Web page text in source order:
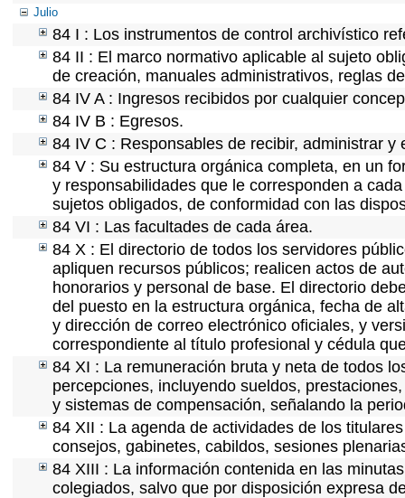
Julio
84 I : Los instrumentos de control archivístico
84 II : El marco normativo aplicable al sujeto
de creación, manuales administrativos, reglas
84 IV A : Ingresos recibidos por cualquier
84 IV B : Egresos.
84 IV C : Responsables de recibir, administrar y
84 V : Su estructura orgánica completa, en un
y responsabilidades que le corresponden a
sujetos obligados, de conformidad con las
84 VI : Las facultades de cada área.
84 X : El directorio de todos los servidores
apliquen recursos públicos; realicen actos de
honorarios y personal de base. El directorio
del puesto en la estructura orgánica, fecha de
y dirección de correo electrónico oficiales, y
correspondiente al título profesional y cédula
84 XI : La remuneración bruta y neta de todos
percepciones, incluyendo sueldos,
y sistemas de compensación, señalando la
84 XII : La agenda de actividades de los
consejos, gabinetes, cabildos, sesiones
84 XIII : La información contenida en las
colegiados, salvo que por disposición expresa